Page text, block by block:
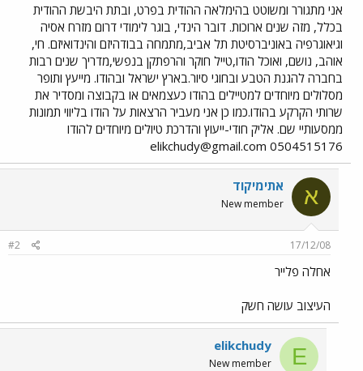
אני מתגורר ומשוטט בהימלאה ההודית בפרט, ובתת היבשת ההודית
בכלל, מזה שנים ארוכות. דובר הינדי, בוגר לימודי דרום מזרח אסיה
וגיאוגרפיה באוניברסיטת תל אביב,מתמחה בבודהיזם והינדואיזם. חי,
אוהב, נושם, ואוכל הודו,טייל חוקר והרפתקן בנפשי,מדריך שנים רבות
בחברה להגנת הטבע ובחוגי סיור.בארץ ישראל ובהודו. מייעץ ותופר
מסלולים מיוחדים למטיילים בהודו כעצמאים או בקבוצה ומסדיר את
שרותי הקרקע בהודו.כמו כן אני מעביר הרצאות על הודו בליווי תמונות
ממסעותיי שם. אליק חודי-ייעוץ והדרכת טיולים מיוחדים להודו
elikchudy@gmail.com 0504515176
א אתימיקוד
New member
17/12/08
#2
אחלה פלייר
העיצוב עושה חשק
E
elikchudy
New member